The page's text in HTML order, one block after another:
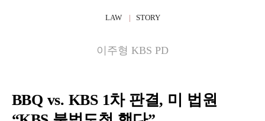
LAW STORY
이주형 KBS PD
BBQ vs. KBS 1차 판결, 미 법원